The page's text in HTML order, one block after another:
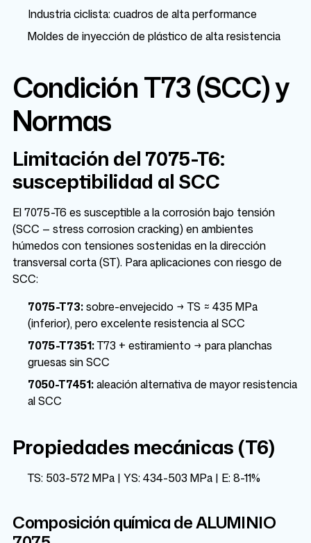
Industria ciclista: cuadros de alta performance
Moldes de inyección de plástico de alta resistencia
Condición T73 (SCC) y
Normas
Limitación del 7075-T6:
susceptibilidad al SCC
El 7075-T6 es susceptible a la corrosión bajo tensión
(SCC — stress corrosion cracking) en ambientes
húmedos con tensiones sostenidas en la dirección
transversal corta (ST). Para aplicaciones con riesgo de
SCC:
7075-T73:sobre-envejecido → TS ≈ 435 MPa
(inferior), pero excelente resistencia al SCC
7075-T7351:T73 + estiramiento → para planchas
gruesas sin SCC
7050-T7451:aleación alternativa de mayor resistencia
al SCC
Propiedades mecánicas (T6)
TS: 503-572 MPa | YS: 434-503 MPa | E: 8-11%
Composición química de ALUMINIO